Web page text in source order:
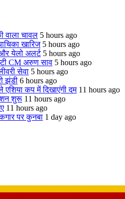
वाला चावल 5 hours ago
खारिज 5 hours ago
येलो अलर्ट 5 hours ago
CM अरुण साव 5 hours ago
सेवा 5 hours ago
झंडी 6 hours ago
एशिया कप में दिखाएंगी दम 11 hours ago
शुरू 11 hours ago
11 hours ago
पर कुनबा 1 day ago